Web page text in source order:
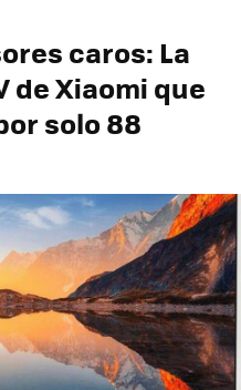
caros: La
de Xiaomi que
solo 88